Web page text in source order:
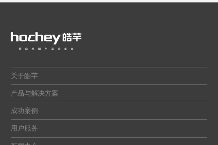
关于皓芊
产品与解决方案
成功案例
用户服务